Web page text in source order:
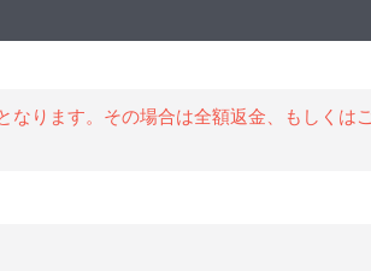
ります。その場合は全額返金、もしくは